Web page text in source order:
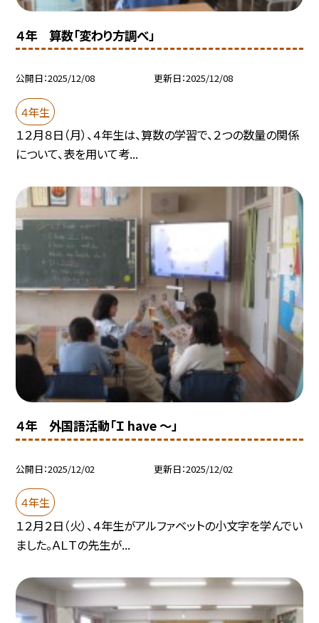
４年 算数「変わり方調べ」
公開日 2025/12/08 更新日 2025/12/08
４年生
１２月８日（月）、４年生は、算数の学習で、２つの数量の関係
について、表を用いて考...
４年 外国語活動「Ｉ have ～」
公開日 2025/12/02 更新日 2025/12/02
４年生
１２月２日（火）、４年生がアルファベットの小文字を学んでい
ました。ＡＬＴの先生が...